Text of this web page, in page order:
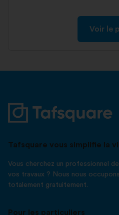
Voir le
Tafsquare vous simplifie la
Vous cherchez un professionnel
vos travaux ? Nous nous
totalement gratuitement.
Pour les particuliers